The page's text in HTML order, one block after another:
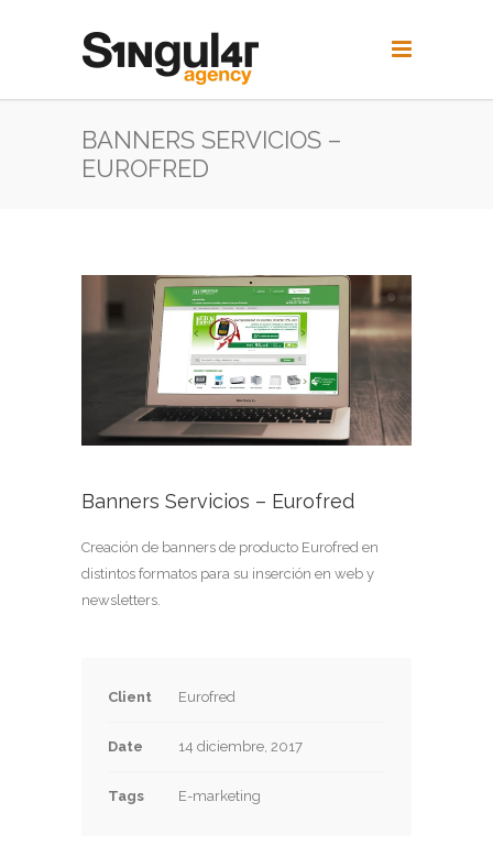
BANNERS SERVICIOS –
EUROFRED
Banners Servicios – Eurofred
Creación de banners de producto Eurofred en
distintos formatos para su inserción en web y
newsletters.
Client Eurofred
Date 14 diciembre, 2017
Tags E-marketing